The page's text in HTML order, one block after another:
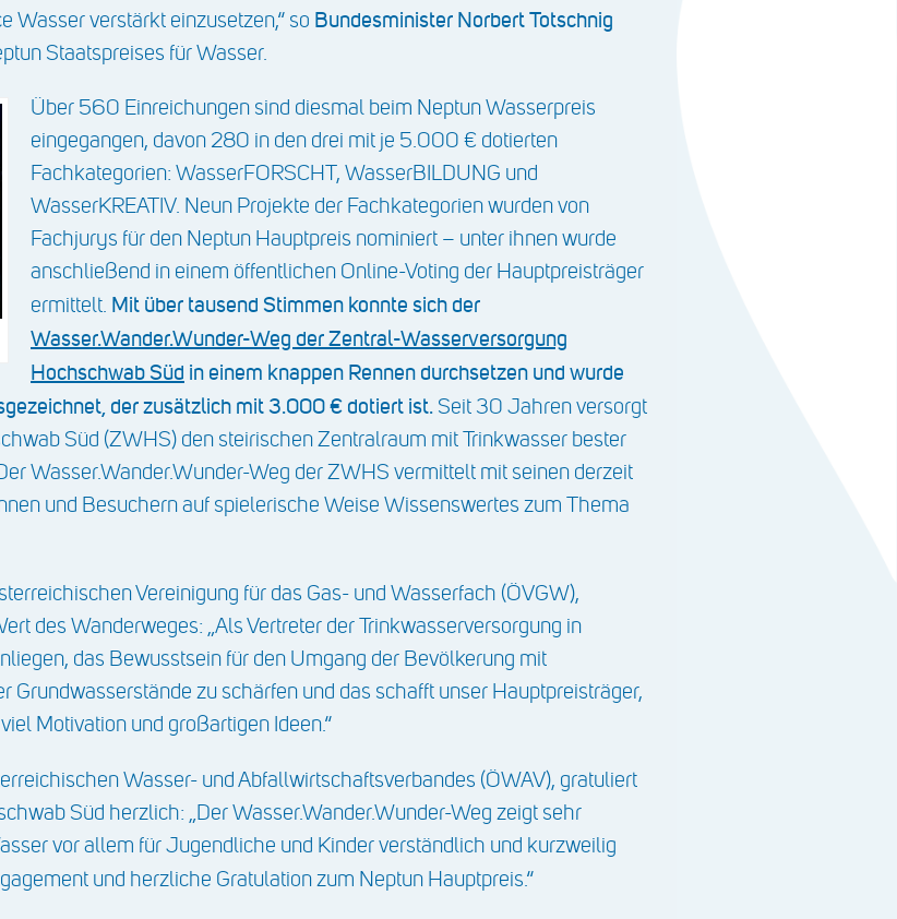
Wasser verstärkt einzusetzen,“ so Bundesminister Norbert Totschnig
Staatspreises für Wasser.
Über 560 Einreichungen sind diesmal beim Neptun Wasserpreis
eingegangen, davon 280 in den drei mit je 5.000 € dotierten
Fachkategorien: WasserFORSCHT, WasserBILDUNG und
WasserKREATIV. Neun Projekte der Fachkategorien wurden von
Fachjurys für den Neptun Hauptpreis nominiert – unter ihnen wurde
anschließend in einem öffentlichen Online-Voting der Hauptpreisträger
ermittelt. Mit über tausend Stimmen konnte sich der
Wasser.Wander.Wunder-Weg der Zentral-Wasserversorgung
Hochschwab Süd in einem knappen Rennen durchsetzen und wurde
der zusätzlich mit 3.000 € dotiert ist. Seit 30 Jahren versorgt
Süd (ZWHS) den steirischen Zentralraum mit Trinkwasser bester
Wasser.Wander.Wunder-Weg der ZWHS vermittelt mit seinen derzeit
und Besuchern auf spielerische Weise Wissenswertes zum Thema
Vereinigung für das Gas- und Wasserfach (ÖVGW),
des Wanderweges: „Als Vertreter der Trinkwasserversorgung in
das Bewusstsein für den Umgang der Bevölkerung mit
Grundwasserstände zu schärfen und das schafft unser Hauptpreisträger,
Motivation und großartigen Ideen.“
Wasser- und Abfallwirtschaftsverbandes (ÖWAV), gratuliert
Süd herzlich: „Der Wasser.Wander.Wunder-Weg zeigt sehr
vor allem für Jugendliche und Kinder verständlich und kurzweilig
und herzliche Gratulation zum Neptun Hauptpreis.“